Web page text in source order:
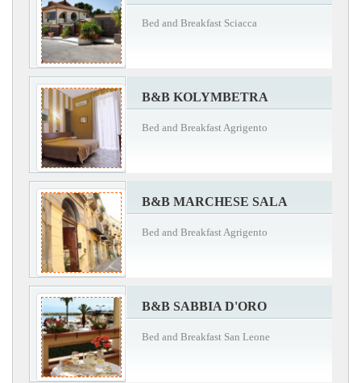
Bed and Breakfast Sciacca
B&B KOLYMBETRA
Bed and Breakfast Agrigento
B&B MARCHESE SALA
Bed and Breakfast Agrigento
B&B SABBIA D'ORO
Bed and Breakfast San Leone